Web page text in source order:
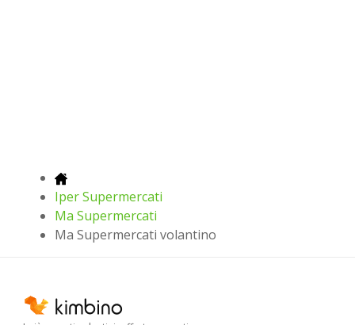
Iper Supermercati
Ma Supermercati
Ma Supermercati volantino